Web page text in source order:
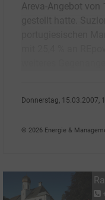
Areva-Angebot von
Donnerstag, 15.03.2007,
© 2026 Energie &